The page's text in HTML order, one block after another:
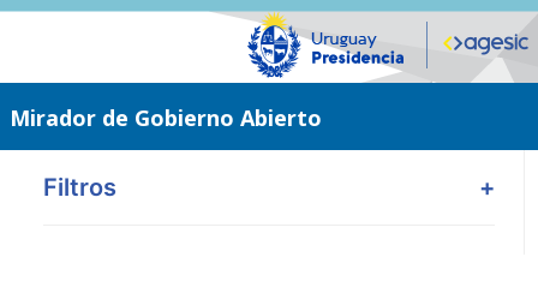
Saltar
Mirador de Gobierno Abierto
Filtros +